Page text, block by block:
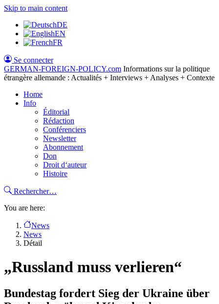
Skip to main content
DE
EN
FR
Se connecter
GERMAN-FOREIGN-POLICY.com Informations sur la politique
étrangère allemande : Actualités + Interviews + Analyses + Contexte
Home
Info
Éditorial
Rédaction
Conférenciers
Newsletter
Abonnement
Don
Droit d‘auteur
Histoire
Rechercher…
You are here:
News
News
Détail
„Russland muss verlieren“
Bundestag fordert Sieg der Ukraine über